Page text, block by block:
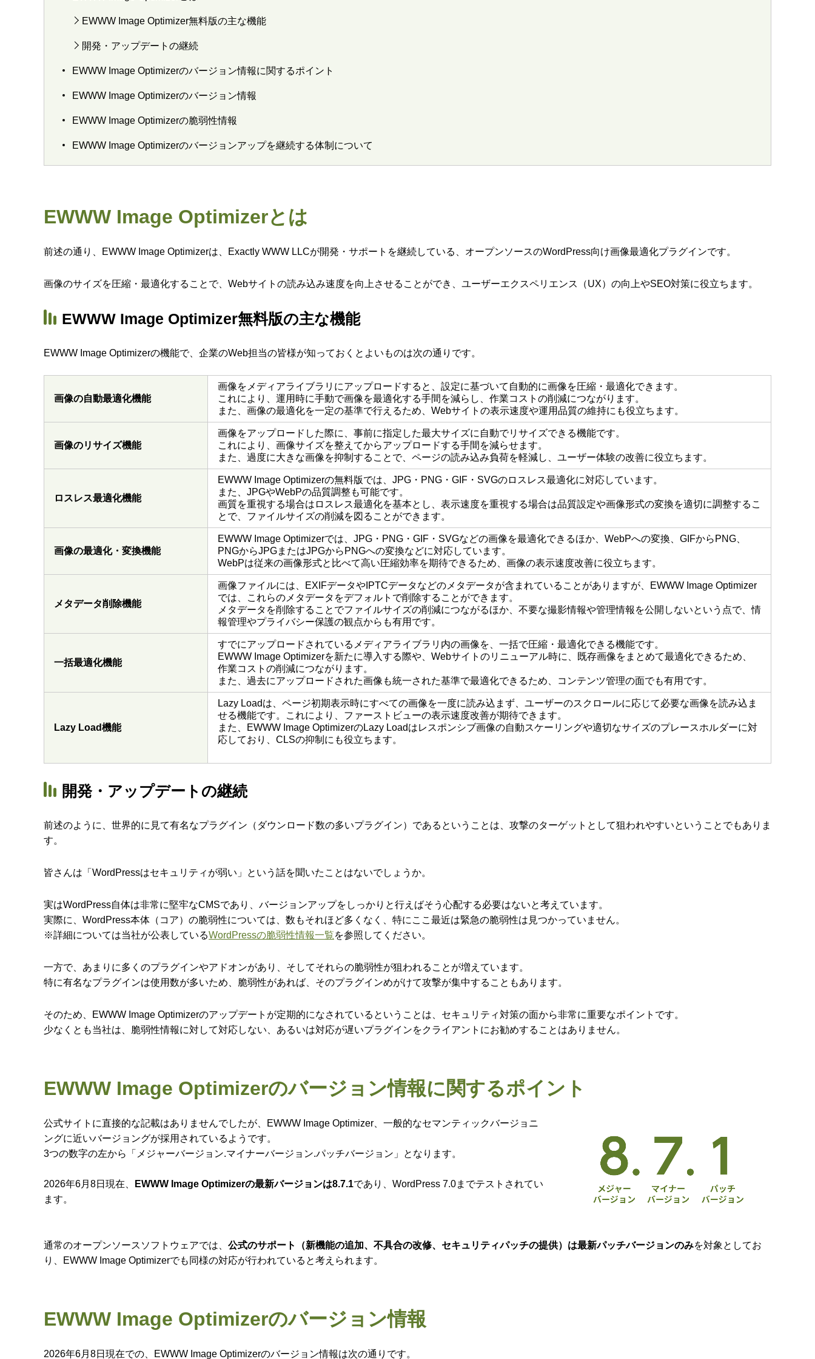
EWWW Image Optimizer無料版の主な機能
開発・アップデートの継続
EWWW Image Optimizerのバージョン情報に関するポイント
EWWW Image Optimizerのバージョン情報
EWWW Image Optimizerの脆弱性情報
EWWW Image Optimizerのバージョンアップを継続する体制について
EWWW Image Optimizerとは
前述の通り、EWWW Image Optimizerは、Exactly WWW LLCが開発・サポートを継続している、オープンソースのWordPress向け画像最適化プラグインです。
画像のサイズを圧縮・最適化することで、Webサイトの読み込み速度を向上させることができ、ユーザーエクスペリエンス（UX）の向上やSEO対策に役立ちます。
EWWW Image Optimizer無料版の主な機能
EWWW Image Optimizerの機能で、企業のWeb担当の皆様が知っておくとよいものは次の通りです。
画像の自動最適化機能
画像をメディアライブラリにアップロードすると、設定に基づいて自動的に画像を圧縮・最適化できます。
これにより、運用時に手動で画像を最適化する手間を減らし、作業コストの削減につながります。
また、画像の最適化を一定の基準で行えるため、Webサイトの表示速度や運用品質の維持にも役立ちます。
画像のリサイズ機能
画像をアップロードした際に、事前に指定した最大サイズに自動でリサイズできる機能です。
これにより、画像サイズを整えてからアップロードする手間を減らせます。
また、過度に大きな画像を抑制することで、ページの読み込み負荷を軽減し、ユーザー体験の改善に役立ちます。
ロスレス最適化機能
EWWW Image Optimizerの無料版では、JPG・PNG・GIF・SVGのロスレス最適化に対応しています。
また、JPGやWebPの品質調整も可能です。
画質を重視する場合はロスレス最適化を基本とし、表示速度を重視する場合は品質設定や画像形式の変換を適切に調整するこ
とで、ファイルサイズの削減を図ることができます。
画像の最適化・変換機能
EWWW Image Optimizerでは、JPG・PNG・GIF・SVGなどの画像を最適化できるほか、WebPへの変換、GIFからPNG、
PNGからJPGまたはJPGからPNGへの変換などに対応しています。
WebPは従来の画像形式と比べて高い圧縮効率を期待できるため、画像の表示速度改善に役立ちます。
メタデータ削除機能
画像ファイルには、EXIFデータやIPTCデータなどのメタデータが含まれていることがありますが、EWWW Image Optimizer
では、これらのメタデータをデフォルトで削除することができます。
メタデータを削除することでファイルサイズの削減につながるほか、不要な撮影情報や管理情報を公開しないという点で、情
報管理やプライバシー保護の観点からも有用です。
一括最適化機能
すでにアップロードされているメディアライブラリ内の画像を、一括で圧縮・最適化できる機能です。
EWWW Image Optimizerを新たに導入する際や、Webサイトのリニューアル時に、既存画像をまとめて最適化できるため、
作業コストの削減につながります。
また、過去にアップロードされた画像も統一された基準で最適化できるため、コンテンツ管理の面でも有用です。
Lazy Load機能
Lazy Loadは、ページ初期表示時にすべての画像を一度に読み込まず、ユーザーのスクロールに応じて必要な画像を読み込ま
せる機能です。これにより、ファーストビューの表示速度改善が期待できます。
また、EWWW Image OptimizerのLazy Loadはレスポンシブ画像の自動スケーリングや適切なサイズのプレースホルダーに対
応しており、CLSの抑制にも役立ちます。
開発・アップデートの継続
前述のように、世界的に見て有名なプラグイン（ダウンロード数の多いプラグイン）であるということは、攻撃のターゲットとして狙われやすいということでもありま
す。
皆さんは「WordPressはセキュリティが弱い」という話を聞いたことはないでしょうか。
実はWordPress自体は非常に堅牢なCMSであり、バージョンアップをしっかりと行えばそう心配する必要はないと考えています。
実際に、WordPress本体（コア）の脆弱性については、数もそれほど多くなく、特にここ最近は緊急の脆弱性は見つかっていません。
※詳細については当社が公表しているWordPressの脆弱性情報一覧を参照してください。
一方で、あまりに多くのプラグインやアドオンがあり、そしてそれらの脆弱性が狙われることが増えています。
特に有名なプラグインは使用数が多いため、脆弱性があれば、そのプラグインめがけて攻撃が集中することもあります。
そのため、EWWW Image Optimizerのアップデートが定期的になされているということは、セキュリティ対策の面から非常に重要なポイントです。
少なくとも当社は、脆弱性情報に対して対応しない、あるいは対応が遅いプラグインをクライアントにお勧めすることはありません。
EWWW Image Optimizerのバージョン情報に関するポイント
公式サイトに直接的な記載はありませんでしたが、EWWW Image Optimizer、一般的なセマンティックバージョニ
ングに近いバージョングが採用されているようです。
3つの数字の左から「メジャーバージョン.マイナーバージョン.パッチバージョン」となります。
2026年6月8日現在、 EWWW Image Optimizerの最新バージョンは8.7.1であり、WordPress 7.0までテストされてい
ます。
通常のオープンソースソフトウェアでは、 公式のサポート（新機能の追加、不具合の改修、セキュリティパッチの提供）は最新パッチバージョンのみを対象としてお
り、EWWW Image Optimizerでも同様の対応が行われていると考えられます。
EWWW Image Optimizerのバージョン情報
2026年6月8日現在での、EWWW Image Optimizerのバージョン情報は次の通りです。